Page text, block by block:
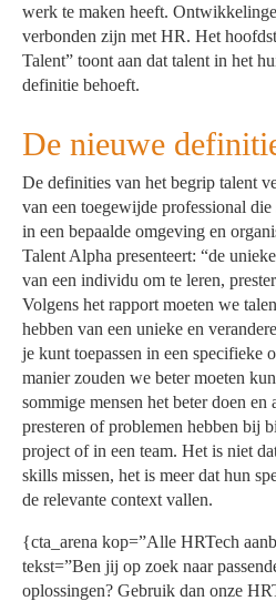
werk te maken heeft.
verbonden zijn met HR. Het
Talent” toont aan dat talent in het
definitie behoeft.
De nieuwe
De definities van het begrip talent
van een toegewijde professional
in een bepaalde omgeving en
Talent Alpha presenteert: “de
van een individu om te leren,
Volgens het rapport moeten we
hebben van een unieke en
je kunt toepassen in een specifieke
manier zouden we beter moeten
sommige mensen het beter doen en
presteren of problemen hebben bij
project of in een team. Het is niet
skills missen, het is meer dat hun
de relevante context vallen.
{cta_arena kop=”Alle HRTech
tekst=”Ben jij op zoek naar
oplossingen? Gebruik dan onze